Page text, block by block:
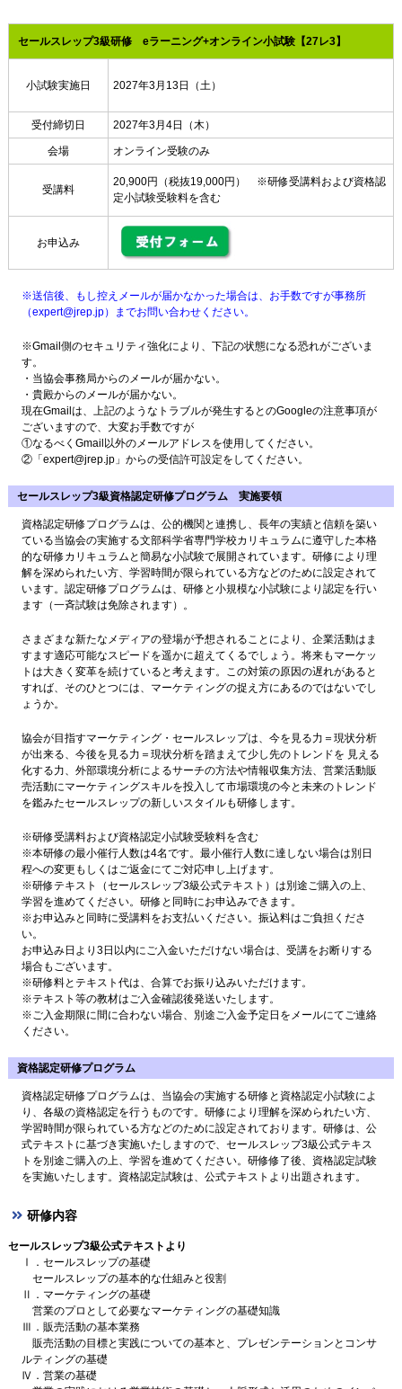
セールスレップ3級研修 eラーニング+オンライン小試験【27レ3】
小試験実施日 2027年3月13日（土）
受付締切日 2027年3月4日（木）
会場 オンライン受験のみ
受講料
20,900円（税抜19,000円） ※研修受講料および資格認
定小試験受験料を含む
お申込み
※送信後、もし控えメールが届かなかった場合は、お手数ですが事務所
（expert@jrep.jp）までお問い合わせください。
※Gmail側のセキュリティ強化により、下記の状態になる恐れがございま
す。
・当協会事務局からのメールが届かない。
・貴殿からのメールが届かない。
現在Gmailは、上記のようなトラブルが発生するとのGoogleの注意事項が
ございますので、大変お手数ですが
①なるべくGmail以外のメールアドレスを使用してください。
②「expert@jrep.jp」からの受信許可設定をしてください。
セールスレップ3級資格認定研修プログラム 実施要領
資格認定研修プログラムは、公的機関と連携し、長年の実績と信頼を築い
ている当協会の実施する文部科学省専門学校カリキュラムに遵守した本格
的な研修カリキュラムと簡易な小試験で展開されています。研修により理
解を深められたい方、学習時間が限られている方などのために設定されて
います。認定研修プログラムは、研修と小規模な小試験により認定を行い
ます（一斉試験は免除されます）。
さまざまな新たなメディアの登場が予想されることにより、企業活動はま
すます適応可能なスピードを遥かに超えてくるでしょう。将来もマーケッ
トは大きく変革を続けていると考えます。この対策の原因の遅れがあると
すれば、そのひとつには、マーケティングの捉え方にあるのではないでし
ょうか。
協会が目指すマーケティング・セールスレップは、今を見る力＝現状分析
が出来る、今後を見る力＝現状分析を踏まえて少し先のトレンドを 見える
化する力、外部環境分析によるサーチの方法や情報収集方法、営業活動販
売活動にマーケティングスキルを投入して市場環境の今と未来のトレンド
を鑑みたセールスレップの新しいスタイルも研修します。
※研修受講料および資格認定小試験受験料を含む
※本研修の最小催行人数は4名です。最小催行人数に達しない場合は別日
程への変更もしくはご返金にてご対応申し上げます。
※研修テキスト（セールスレップ3級公式テキスト）は別途ご購入の上、
学習を進めてください。研修と同時にお申込みできます。
※お申込みと同時に受講料をお支払いください。振込料はご負担くださ
い。
お申込み日より3日以内にご入金いただけない場合は、受講をお断りする
場合もございます。
※研修料とテキスト代は、合算でお振り込みいただけます。
※テキスト等の教材はご入金確認後発送いたします。
※ご入金期限に間に合わない場合、別途ご入金予定日をメールにてご連絡
ください。
資格認定研修プログラム
資格認定研修プログラムは、当協会の実施する研修と資格認定小試験によ
り、各級の資格認定を行うものです。研修により理解を深められたい方、
学習時間が限られている方などのために設定されております。研修は、公
式テキストに基づき実施いたしますので、セールスレップ3級公式テキス
トを別途ご購入の上、学習を進めてください。研修修了後、資格認定試験
を実施いたします。資格認定試験は、公式テキストより出題されます。
研修内容
セールスレップ3級公式テキストより
Ⅰ．セールスレップの基礎
セールスレップの基本的な仕組みと役割
Ⅱ．マーケティングの基礎
営業のプロとして必要なマーケティングの基礎知識
Ⅲ．販売活動の基本業務
販売活動の目標と実践についての基本と、プレゼンテーションとコンサ
ルティングの基礎
Ⅳ．営業の基礎